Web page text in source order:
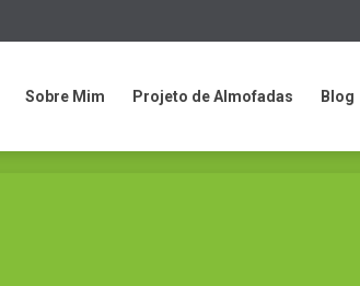
Sobre Mim Projeto de Almofadas Blog